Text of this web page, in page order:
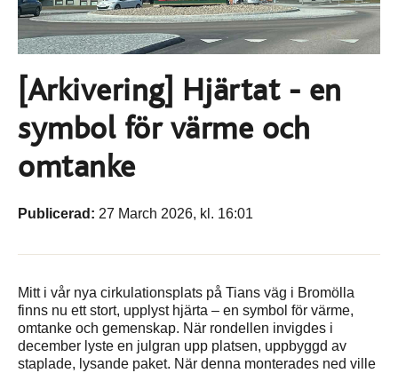
[Arkivering] Hjärtat - en
symbol för värme och
omtanke
Publicerad: 27 March 2026, kl. 16:01
Mitt i vår nya cirkulationsplats på Tians väg i Bromölla
finns nu ett stort, upplyst hjärta – en symbol för värme,
omtanke och gemenskap. När rondellen invigdes i
december lyste en julgran upp platsen, uppbyggd av
staplade, lysande paket. När denna monterades ned ville